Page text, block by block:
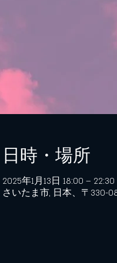
日時・場所
2025年1月13日 18:00 – 22:30
さいたま市, 日本、〒330-